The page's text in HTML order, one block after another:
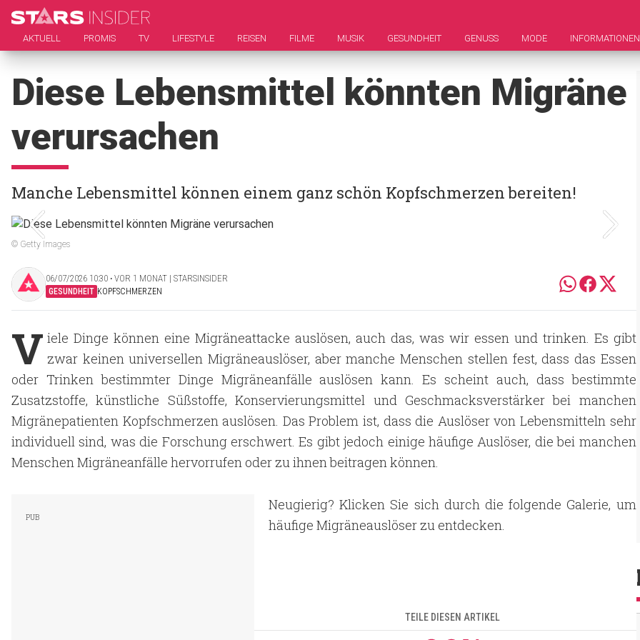
AKTUELL PROMIS TV LIFESTYLE REISEN FILME MUSIK GESUNDHEIT GENUSS MODE INFORMATIONEN
Diese Lebensmittel könnten Migräne
verursachen
Manche Lebensmittel können einem ganz schön Kopfschmerzen bereiten!
© Getty Images
06/07/2026 10:30 ‧ VOR 1 MONAT | STARSINSIDER
GESUNDHEIT KOPFSCHMERZEN
V iele Dinge können eine Migräneattacke auslösen, auch das, was wir essen und trinken. Es gibt
zwar keinen universellen Migräneauslöser, aber manche Menschen stellen fest, dass das Essen
oder Trinken bestimmter Dinge Migräneanfälle auslösen kann. Es scheint auch, dass bestimmte
Zusatzstoffe, künstliche Süßstoffe, Konservierungsmittel und Geschmacksverstärker bei manchen
Migränepatienten Kopfschmerzen auslösen. Das Problem ist, dass die Auslöser von Lebensmitteln sehr
individuell sind, was die Forschung erschwert. Es gibt jedoch einige häufige Auslöser, die bei manchen
Menschen Migräneanfälle hervorrufen oder zu ihnen beitragen können.
Neugierig? Klicken Sie sich durch die folgende Galerie, um
häufige Migräneauslöser zu entdecken.
TEILE DIESEN ARTIKEL